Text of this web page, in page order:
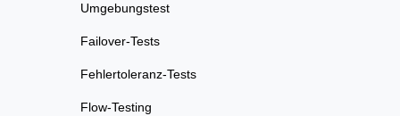
Umgebungstest
Failover-Tests
Fehlertoleranz-Tests
Flow-Testing